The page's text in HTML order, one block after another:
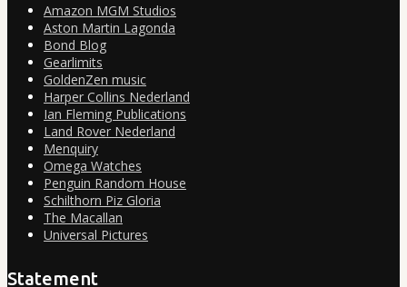
Amazon MGM Studios
Aston Martin Lagonda
Bond Blog
Gearlimits
GoldenZen music
Harper Collins Nederland
Ian Fleming Publications
Land Rover Nederland
Menquiry
Omega Watches
Penguin Random House
Schilthorn Piz Gloria
The Macallan
Universal Pictures
Statement